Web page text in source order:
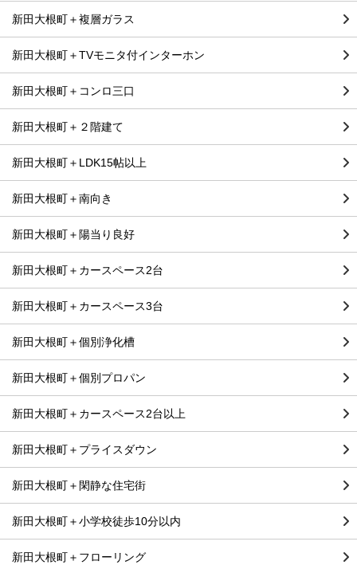
新田大根町＋複層ガラス
新田大根町＋TVモニタ付インターホン
新田大根町＋コンロ三口
新田大根町＋２階建て
新田大根町＋LDK15帖以上
新田大根町＋南向き
新田大根町＋陽当り良好
新田大根町＋カースペース2台
新田大根町＋カースペース3台
新田大根町＋個別浄化槽
新田大根町＋個別プロパン
新田大根町＋カースペース2台以上
新田大根町＋プライスダウン
新田大根町＋閑静な住宅街
新田大根町＋小学校徒歩10分以内
新田大根町＋フローリング